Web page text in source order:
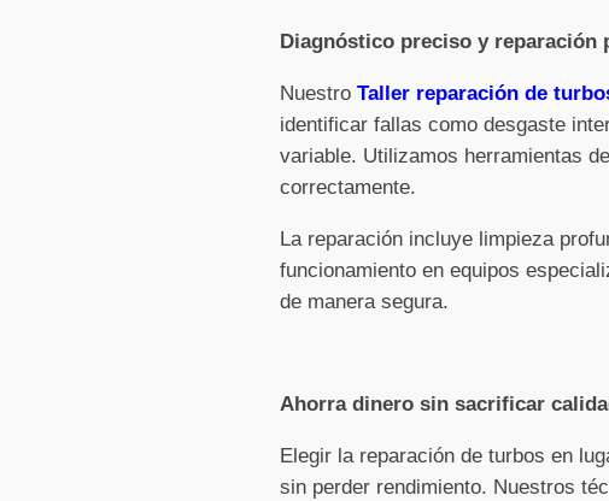
Diagnóstico preciso y reparación
Nuestro Taller reparación de
identificar fallas como desgaste
variable. Utilizamos herramientas
correctamente.
La reparación incluye limpieza
funcionamiento en equipos
de manera segura.
Ahorra dinero sin sacrificar
Elegir la reparación de turbos en
sin perder rendimiento. Nuestros